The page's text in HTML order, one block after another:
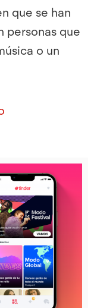
que se han
personas que
o un